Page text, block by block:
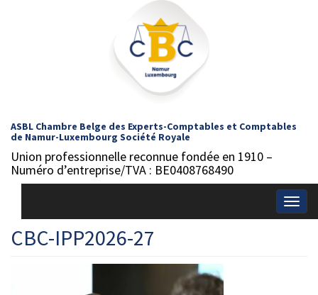
ASBL Chambre Belge des Experts-Comptables et Comptables
de Namur-Luxembourg Société Royale
Union professionnelle reconnue fondée en 1910 –
Numéro d’entreprise/TVA : BE0408768490
CBC-IPP2026-27